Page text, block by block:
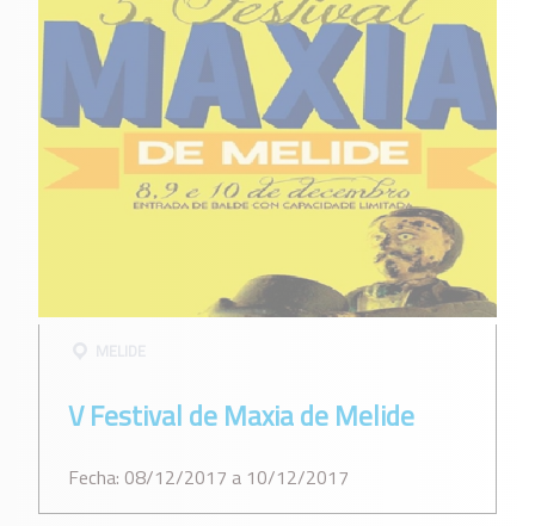
V Festival de Maxia de Melide
Fecha: 08/12/2017 a 10/12/2017